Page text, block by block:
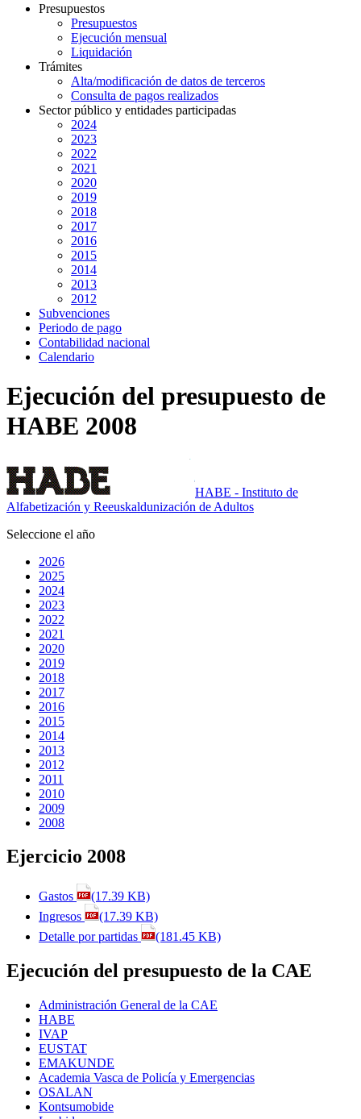
Presupuestos
Presupuestos
Ejecución mensual
Liquidación
Trámites
Alta/modificación de datos de terceros
Consulta de pagos realizados
Sector público y entidades participadas
2024
2023
2022
2021
2020
2019
2018
2017
2016
2015
2014
2013
2012
Subvenciones
Periodo de pago
Contabilidad nacional
Calendario
Ejecución del presupuesto de
HABE 2008
HABE - Instituto de
Alfabetización y Reeuskaldunización de Adultos
Seleccione el año
2026
2025
2024
2023
2022
2021
2020
2019
2018
2017
2016
2015
2014
2013
2012
2011
2010
2009
2008
Ejercicio 2008
Gastos
(17.39 KB)
Ingresos
(17.39 KB)
Detalle por partidas
(181.45 KB)
Ejecución del presupuesto de la CAE
Administración General de la CAE
HABE
IVAP
EUSTAT
EMAKUNDE
Academia Vasca de Policía y Emergencias
OSALAN
Kontsumobide